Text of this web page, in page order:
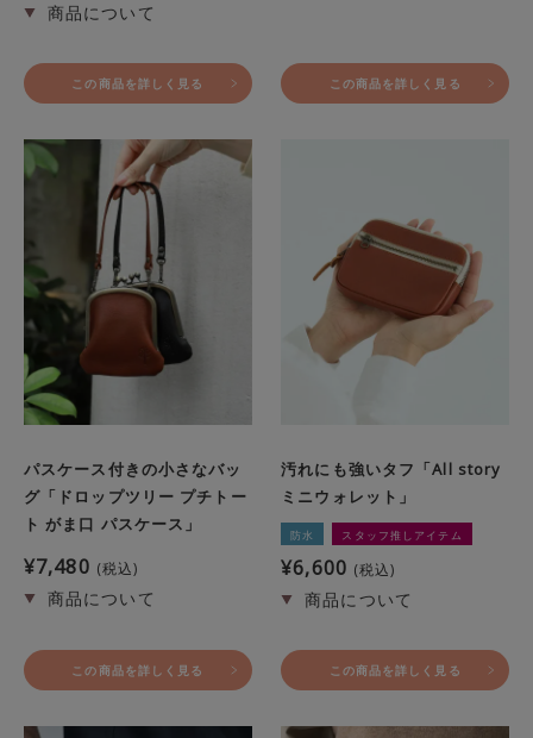
この商品を詳しく見る この商品を詳しく見る
パスケース付きの小さなバッ
グ「ドロップツリー プチトー
ト がま口 パスケース」
¥7,480 税込
この商品を詳しく見る
汚れにも強いタフ「All story
ミニウォレット」
防水 スタッフ推しアイテム
¥6,600 税込
この商品を詳しく見る